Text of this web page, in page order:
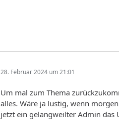
28. Februar 2024 um 21:01
Um mal zum Thema
alles. Wäre ja lustig, wenn
jetzt ein gelangweilter Admin das